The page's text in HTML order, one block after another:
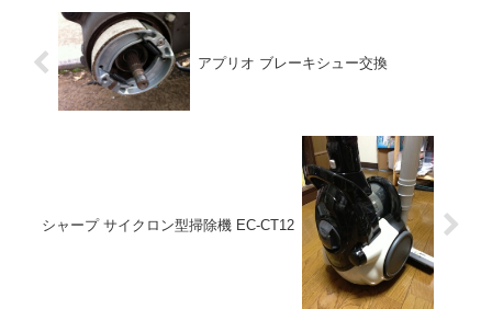
アプリオ ブレーキシュー交換
シャープ サイクロン型掃除機 EC-CT12